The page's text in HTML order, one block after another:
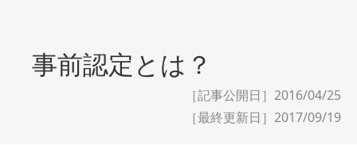
事前認定とは？
［記事公開日］2016/04/25
［最終更新日］ 2017/09/19